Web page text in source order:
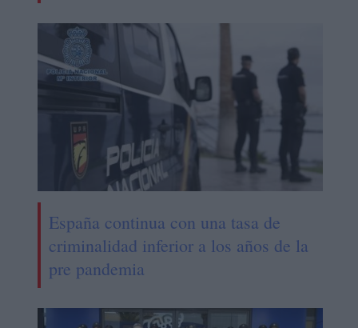
España continua con una tasa de
criminalidad inferior a los años de la
pre pandemia